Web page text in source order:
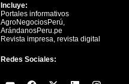
Incluye:
Portales informativos
AgroNegociosPerú,
ArándanosPeru.pe
Revista impresa, revista digital
Redes Sociales:
Y F X L I